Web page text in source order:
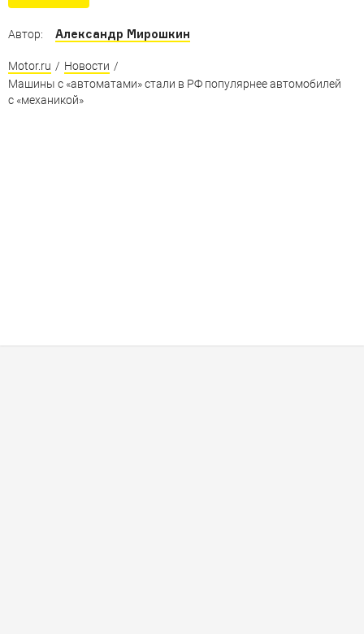
Автор: Александр Мирошкин
Motor.ru / Новости /
Машины с «автоматами» стали в РФ популярнее автомобилей
с «механикой»